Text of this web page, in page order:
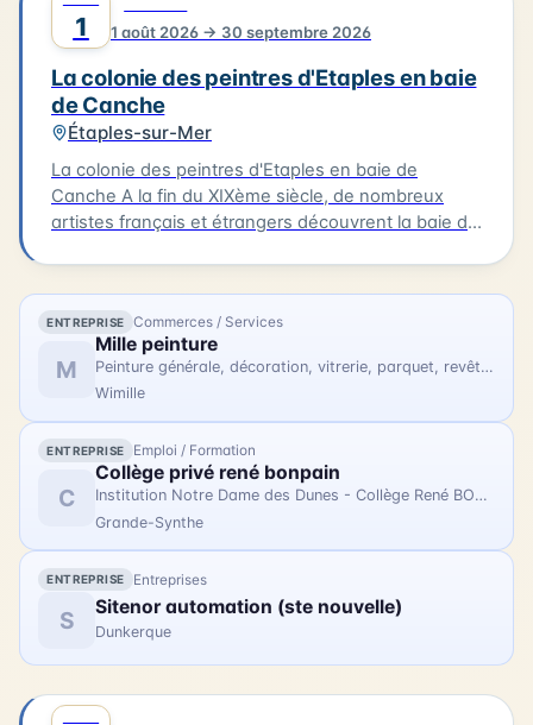
peintres de l'Ecole de Berck dans un accrochage où
les horizons alignés proposent une promenade
du crépuscule à l'aube. L'exposition "Horizon" aura
lieu au musée de Berck-sur-Mer le 01/08/2026.
1 1 août 2026 → 30 septembre 2026
La colonie des peintres d'Etaples en baie
de Canche
Étaples-sur-Mer
La colonie des peintres d'Etaples en baie de
Canche A la fin du XIXème siècle, de nombreux
artistes français et étrangers découvrent la baie de
à la création. À Camiers et Trépied, ils s'inspirent
des paysages. Au Touquet, ils profitent d'un cadre
balnéaire. L'exposition « La colonie des peintres
d'Etaples en baie de Canche » présente, en plein air
sur les trois communes, des reproductions de leurs
de la baie. Cette exposition se tiendra le
01/08/2026. Nous vous invitons à découvrir les
œuvres de ces artistes et à vous imprégner de
l'atmosphère créative qui a animé la baie de
ENTREPRISE Commerces / Services
M
Mille peinture
Peinture générale, décoration, vitrerie, parquet, revêtement de sols et muraux
Wimille
ENTREPRISE Emploi / Formation
C
Collège privé rené bonpain
Institution Notre Dame des Dunes - Collège René BONPAIN
Grande-Synthe
ENTREPRISE Entreprises
S Sitenor automation (ste nouvelle)
Dunkerque